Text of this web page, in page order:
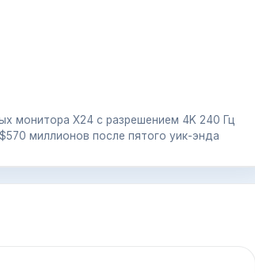
монитора X24 с разрешением 4K 240 Гц
миллионов после пятого уик-энда